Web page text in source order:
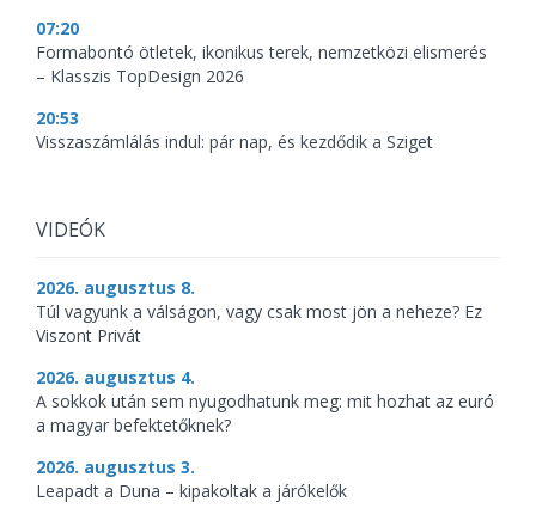
07:20
Formabontó ötletek, ikonikus terek, nemzetközi elismerés
– Klasszis TopDesign 2026
20:53
Visszaszámlálás indul: pár nap, és kezdődik a Sziget
VIDEÓK
2026. augusztus 8.
Túl vagyunk a válságon, vagy csak most jön a neheze? Ez
Viszont Privát
2026. augusztus 4.
A sokkok után sem nyugodhatunk meg: mit hozhat az euró
a magyar befektetőknek?
2026. augusztus 3.
Leapadt a Duna – kipakoltak a járókelők